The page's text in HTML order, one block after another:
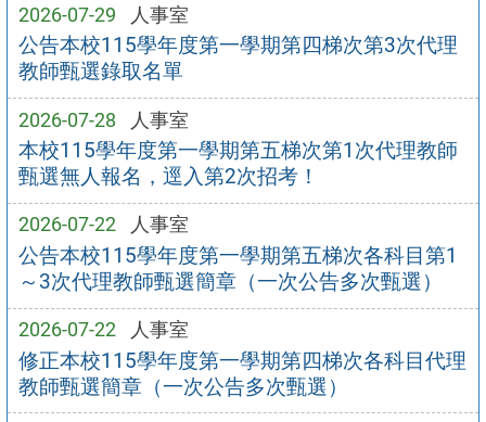
2026-07-29 人事室
公告本校115學年度第一學期第四梯次第3次代理
教師甄選錄取名單
2026-07-28 人事室
本校115學年度第一學期第五梯次第1次代理教師
甄選無人報名，逕入第2次招考！
2026-07-22 人事室
公告本校115學年度第一學期第五梯次各科目第1
～3次代理教師甄選簡章（一次公告多次甄選）
2026-07-22 人事室
修正本校115學年度第一學期第四梯次各科目代理
教師甄選簡章（一次公告多次甄選）